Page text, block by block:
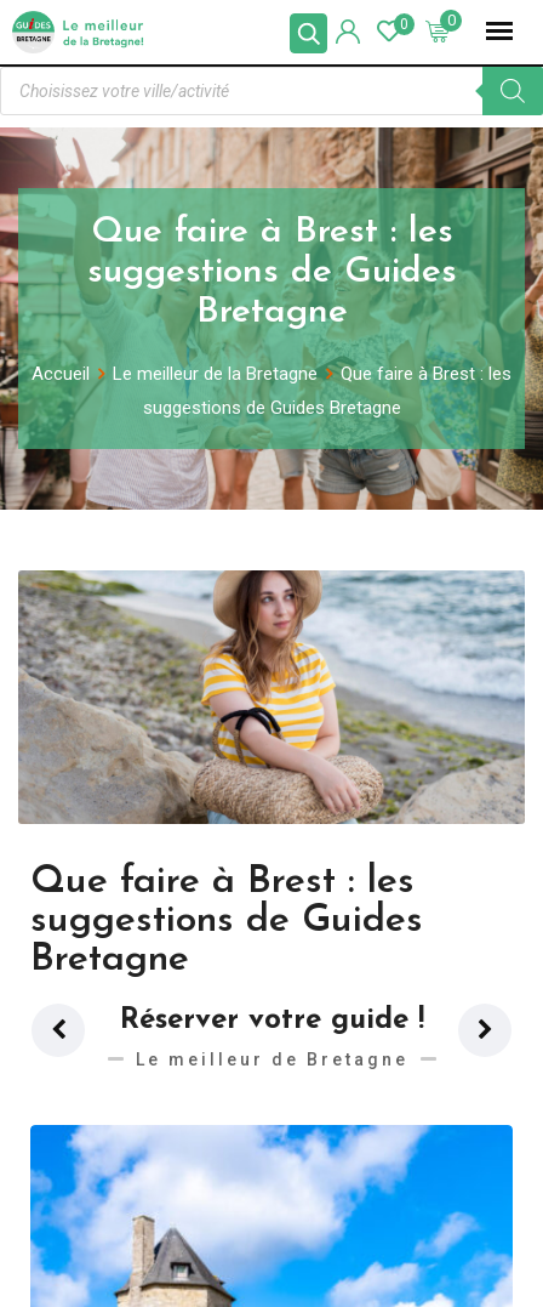
0
0
Que faire à Brest : les
suggestions de Guides
Bretagne
Accueil Le meilleur de la Bretagne
Que faire à Brest : les
suggestions de Guides Bretagne
Que faire à Brest : les
suggestions de Guides
Bretagne
Réserver votre guide !
Le meilleur de Bretagne